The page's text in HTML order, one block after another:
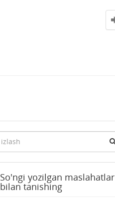
So'ngi yozilgan maslahatlar
bilan tanishing